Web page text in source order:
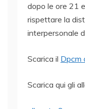
dopo le ore 21
rispettare la
interpersonale
Scarica il Dpcm
Scarica qui gli